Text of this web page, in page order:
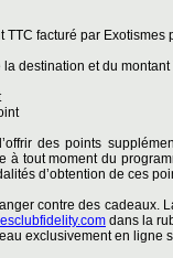
facturé par
destination et du
des points
à tout moment du
d’obtention de ces
contre des
dans la
exclusivement en ligne